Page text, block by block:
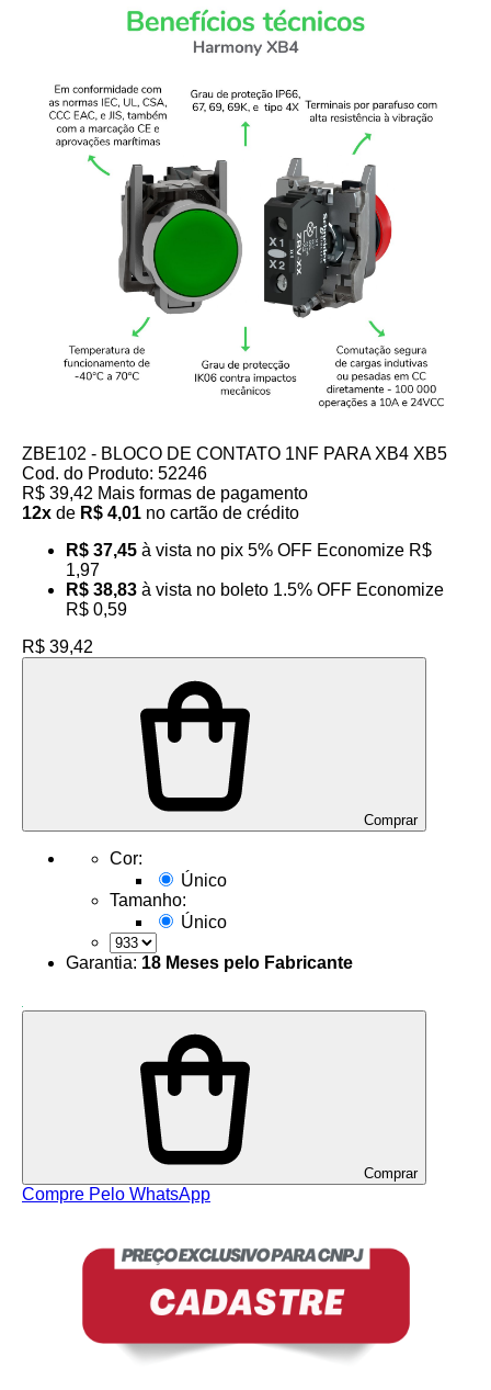
ZBE102 - BLOCO DE CONTATO 1NF PARA XB4 XB5
Cod. do Produto: 52246
R$ 39,42 Mais formas de pagamento
12x de R$ 4,01 no cartão de crédito
R$ 37,45 à vista no pix 5% OFF Economize R$
1,97
R$ 38,83 à vista no boleto 1.5% OFF Economize
R$ 0,59
R$ 39,42
Comprar
Cor:
Único
Tamanho:
Único
Garantia: 18 Meses pelo Fabricante
Comprar
Compre Pelo WhatsApp